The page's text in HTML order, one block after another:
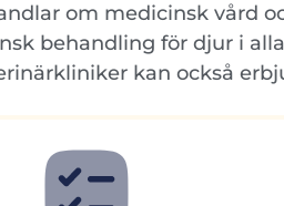
om medicinsk vård
behandling för djur i
kan också